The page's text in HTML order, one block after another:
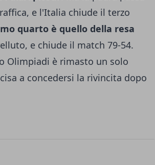
e l'Italia chiude il terzo
quarto è quello della resa
e chiude il match 79-54.
Olimpiadi è rimasto un solo
a concedersi la rivincita dopo